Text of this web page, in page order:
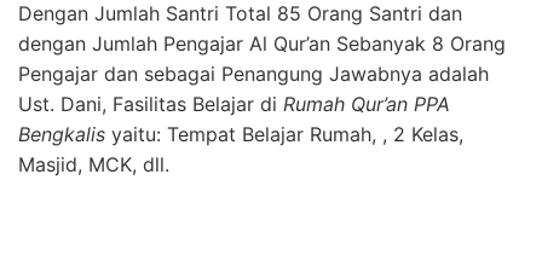
Dengan Jumlah Santri Total 85 Orang Santri dan
dengan Jumlah Pengajar Al Qur’an Sebanyak 8 Orang
Pengajar dan sebagai Penangung Jawabnya adalah
Ust. Dani, Fasilitas Belajar di Rumah Qur’an PPA
Bengkalis yaitu: Tempat Belajar Rumah, , 2 Kelas,
Masjid, MCK, dll.